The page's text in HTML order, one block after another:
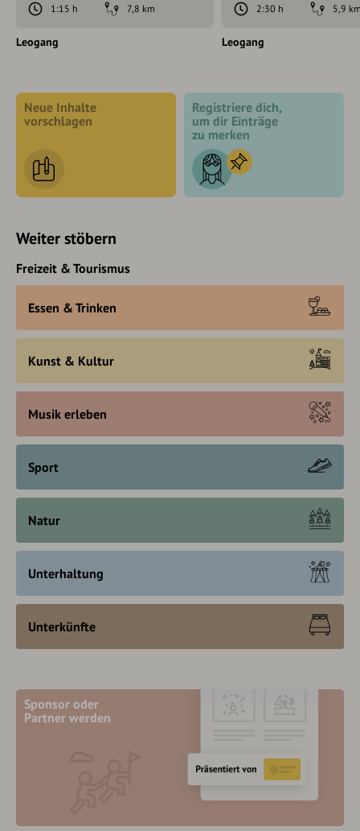
1:15 h 7,8 km
Leogang
2:30 h 5,9
Leogang
Neue Inhalte
vorschlagen
Registriere dich,
um dir Einträge
zu merken
Weiter stöbern
Freizeit & Tourismus
Essen & Trinken
Kunst & Kultur
Musik erleben
Sport
Natur
Unterhaltung
Unterkünfte
Sponsor oder
Partner werden